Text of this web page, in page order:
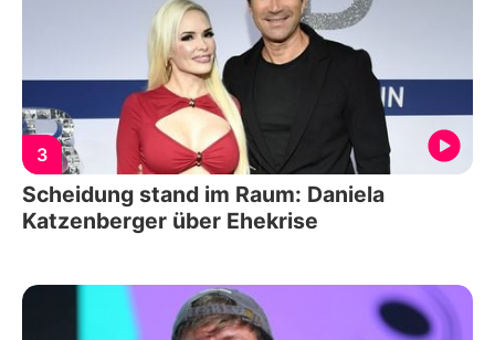
3
Scheidung stand im Raum: Daniela
Katzenberger über Ehekrise